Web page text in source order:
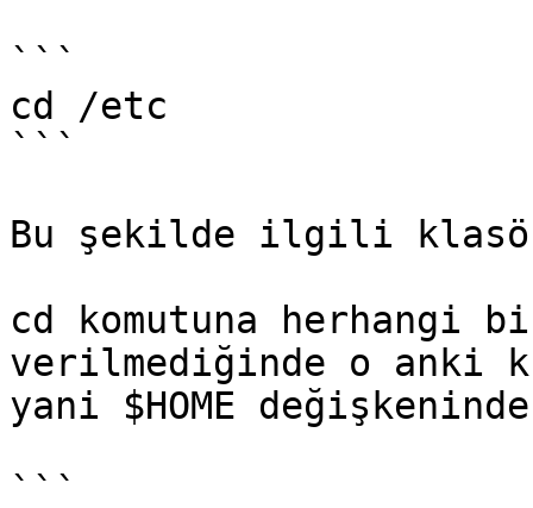
```
cd /etc
```
Bu şekilde ilgili
cd komutuna herhangi
verilmediğinde o anki
yani $HOME
```